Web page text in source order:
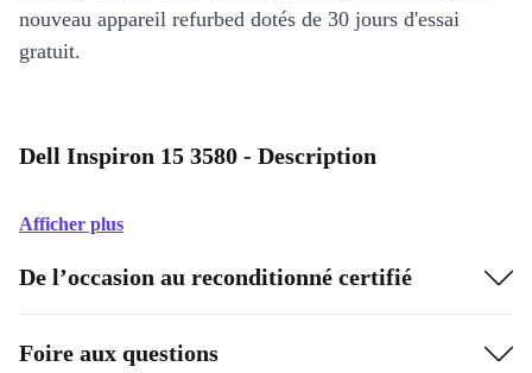
nouveau appareil refurbed dotés de 30 jours d'essai
gratuit.
Dell Inspiron 15 3580 - Description
Afficher plus
De l’occasion au reconditionné certifié
Foire aux questions